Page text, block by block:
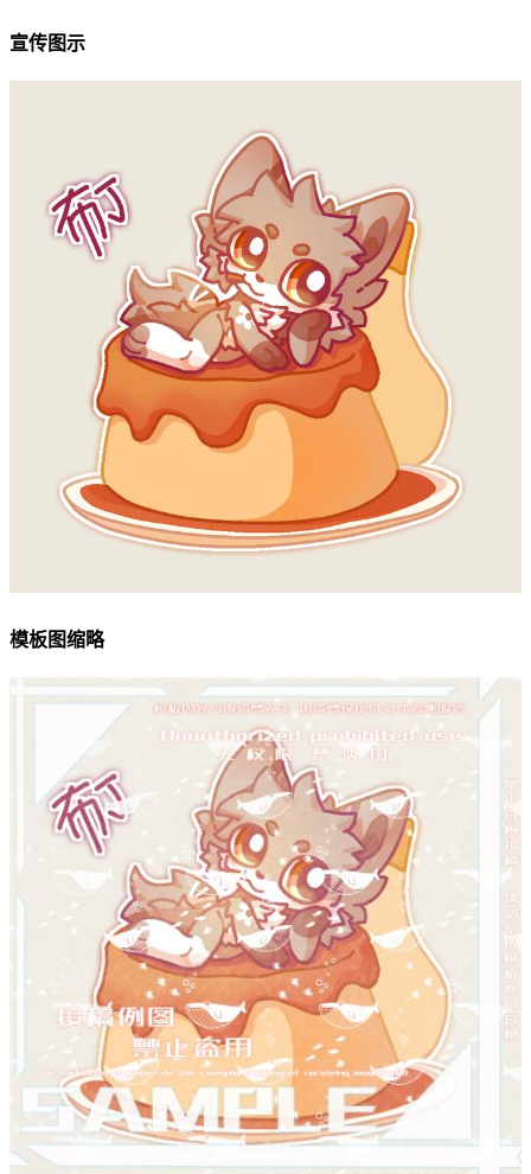
宣传图示
模板图缩略